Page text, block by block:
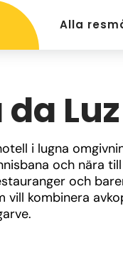
Alla
Luz
i lugna
och nära till
och
vill kombinera